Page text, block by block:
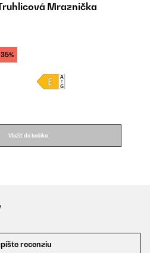
Mraznička
Vložiť do košíka
recenziu